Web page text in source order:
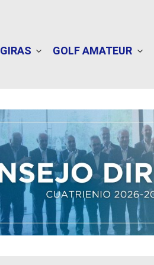
GIRAS GOLF AMATEUR